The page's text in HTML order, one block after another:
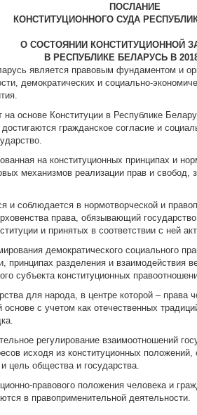
ПОСЛАНИЕ
КОНСТИТУЦИОННОГО СУДА
О СОСТОЯНИИ КОНСТИТУЦИОННОЙ
В РЕСПУБЛИКЕ БЕЛАРУСЬ В
является правовым фундаментом и
демократических и социально-
основе Конституции в Республике
гражданское согласие и
на конституционных принципах и
механизмов реализации прав и свобод,
и соблюдается в нормотворческой и
права, обязывающий
и принятых в соответствии с ней
демократического социального
принципах разделения и взаимодействия
субъекта конституционных
для народа, в центре которой – права
основе с учетом как отечественных
регулирование взаимоотношений
исходя из конституционных
цель общества и государства.
правового положения человека и
в правоприменительной деятельности.